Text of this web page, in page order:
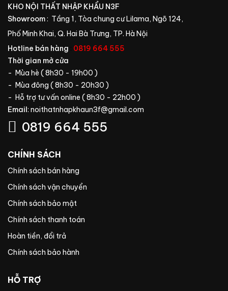
KHO NỘI THẤT NHẬP KHẨU N3F
Showroom: Tầng 1, Tòa chung cư Lilama, Ngõ 124,
Phố Minh Khai, Q. Hai Bà Trưng, TP. Hà Nội
Hotline bán hàng
0819 664 555
Thời gian mở cửa
- Mùa hè ( 8h30 - 19h00 )
- Mùa đông ( 8h30 - 20h30 )
- Hỗ trợ tư vấn online ( 8h30 - 22h00 )
Email : noithatnhapkhaun3f@gmail.com
0819 664 555
CHÍNH SÁCH
Chính sách bán hàng
Chính sách vận chuyển
Chính sách bảo mật
Chính sách thanh toán
Hoàn tiền, đổi trả
Chính sách bảo hành
HỖ TRỢ